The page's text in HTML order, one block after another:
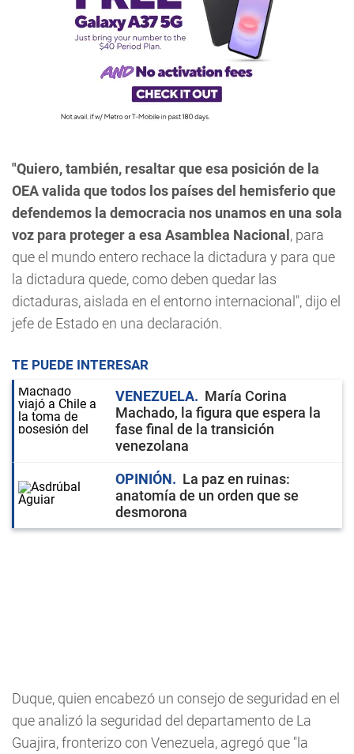
"Quiero, también, resaltar que esa posición de la
OEA valida que todos los países del hemisferio que
defendemos la democracia nos unamos en una sola
voz para proteger a esa Asamblea Nacional , para
que el mundo entero rechace la dictadura y para que
la dictadura quede, como deben quedar las
dictaduras, aislada en el entorno internacional", dijo el
jefe de Estado en una declaración.
TE PUEDE INTERESAR
VENEZUELA
María Corina
Machado, la figura que espera la
fase final de la transición
venezolana
OPINIÓN
La paz en ruinas:
anatomía de un orden que se
desmorona
Duque, quien encabezó un consejo de seguridad en el
que analizó la seguridad del departamento de La
Guajira, fronterizo con Venezuela, agregó que "la